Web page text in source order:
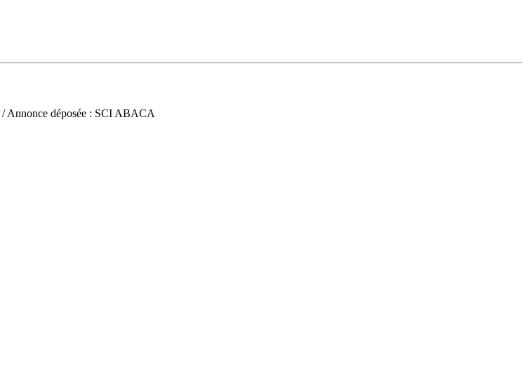
/ Annonce déposée : SCI ABACA